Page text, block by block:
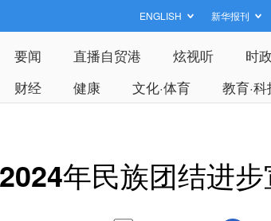
ENGLISH 新华报刊
要闻 直播自贸港 炫视听 时政
财经
健康 文化·体育 教育·科
年民族团结进